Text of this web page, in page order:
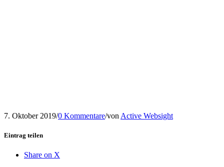
7. Oktober 2019/0 Kommentare/von Active Websight
Eintrag teilen
Share on X